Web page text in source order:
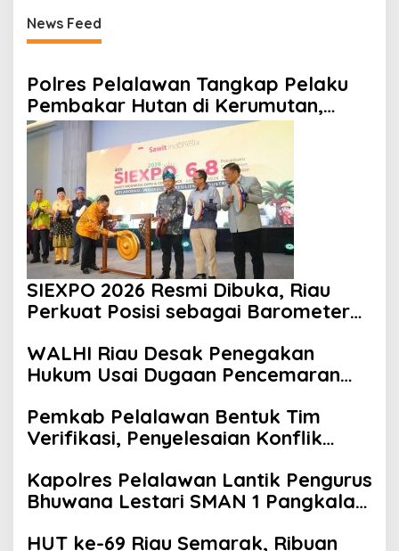
News Feed
Polres Pelalawan Tangkap Pelaku
Pembakar Hutan di Kerumutan,
Lahan Gambut Dibuka untuk Kebun
Sawit
SIEXPO 2026 Resmi Dibuka, Riau
Perkuat Posisi sebagai Barometer
WALHI Riau Desak Penegakan
Hukum Usai Dugaan Pencemaran
Tambang PT BPP
Pemkab Pelalawan Bentuk Tim
Verifikasi, Penyelesaian Konflik
Mak Teduh Masuki Babak Baru
Kapolres Pelalawan Lantik Pengurus
Bhuwana Lestari SMAN 1 Pangkalan
Lingkungan dan Berkarakter
HUT ke-69 Riau Semarak, Ribuan